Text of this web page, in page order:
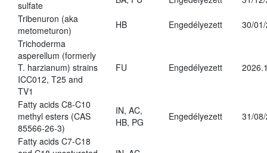
sulfate
Tribenuron (aka
metometuron)
HB Engedélyezett
30/
Trichoderma
asperellum (formerly
T. harzianum) strains
ICC012, T25 and
TV1
FU Engedélyezett
Fatty acids C8-C10
methyl esters (CAS
85566-26-3)
IN, AC,
HB, PG
Engedélyezett 31/
Fatty acids C7-C18